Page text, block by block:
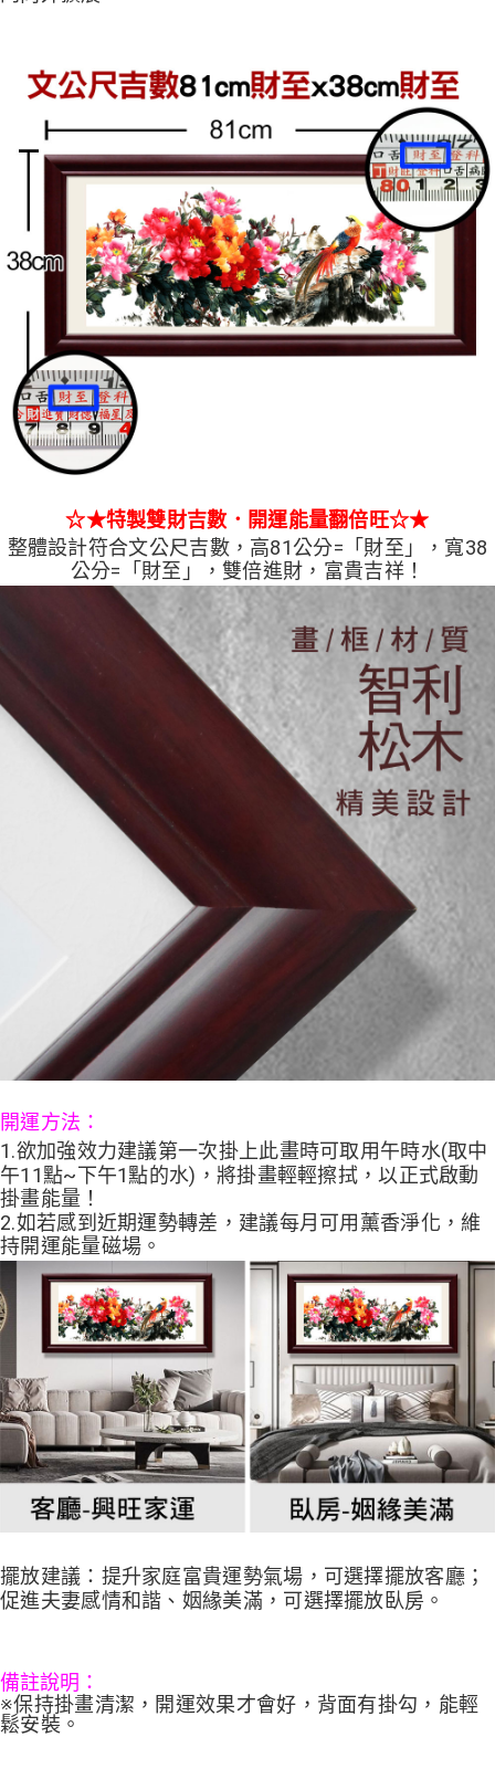
☆★特製雙財吉數．開運能量翻倍旺☆★
整體設計符合文公尺吉數，高81公分=「財至」，寬38
公分=「財至」，雙倍進財，富貴吉祥！
開運方法：
1.欲加強效力建議第一次掛上此畫時可取用午時水(取中
午11點~下午1點的水)，將掛畫輕輕擦拭，以正式啟動
掛畫能量！
2.如若感到近期運勢轉差，建議每月可用薰香淨化，維
持開運能量磁場。
擺放建議： 提升家庭富貴運勢氣場，可選擇擺放客廳；
促進夫妻感情和諧、姻緣美滿，可選擇擺放臥房。
備註說明：
※保持掛畫清潔，開運效果才會好，背面有掛勾，能輕
鬆安裝。